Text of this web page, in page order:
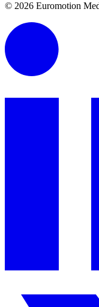
© 2026 Euromotion